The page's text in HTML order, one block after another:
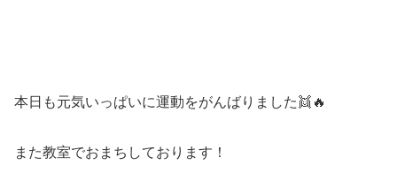
本日も元気いっぱいに運動をがんばりました👯🔥
また教室でおまちしております！